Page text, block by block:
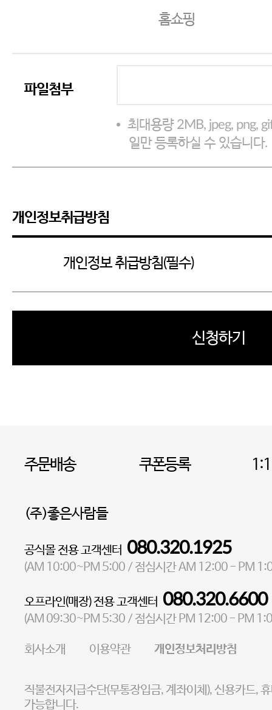
홈쇼핑
파일첨부
최대용량 2MB, jpeg, png,
일만 등록하실 수 있습니다.
개인정보취급방침
개인정보 취급방침(필수)
신청하기
주문배송 쿠폰등록
(주)좋은사람들
대표 이성현,박영환| 개인정보관리책임자 김상현
통신판매업 신고번호 2023-서울마포-3931호
사업자등록번호 105-81-58242
FAX 02-6380-5020
사업자정보확인
이니시스 에스크로 서비스확
공식몰 전용 고객센터 080.320.1925
(AM 10:00~PM 5:00 / 점심시간AM 12:00 - PM
오프라인(매장) 전용 고객센터 080.320.6600
(AM 09:30~PM 5:30 / 점심시간 PM 12:00 - PM
회사소개 이용약관 개인정보처리방침
직불전자지급수단(무통장입금, 계좌이체), 신용카드,
가능합니다.